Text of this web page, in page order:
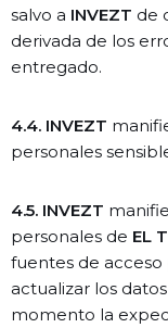
salvo a INVEZT de
derivada de los
entregado.
4.4. INVEZT
personales
4.5. INVEZT
personales de EL
fuentes de
actualizar los
momento la